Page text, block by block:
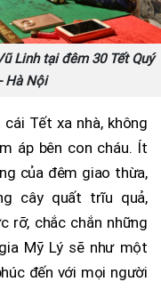
Linh tại đêm 30 Tết Quý
Hà Nội
Tết xa nhà, không
áp bên con cháu. Ít
của đêm giao thừa,
cây quất trĩu quả,
rỡ, chắc chắn những
Mỹ Lý sẽ như một
đến với mọi người